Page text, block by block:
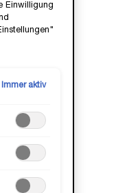
Einwilligung
Immer aktiv